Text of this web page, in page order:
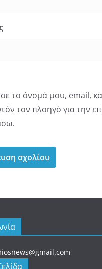
το όνομά μου, email,
τον πλοηγό για την